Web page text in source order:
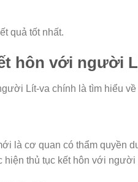
quả tốt nhất.
hôn với người
Lít-va chính là tìm hiểu
là cơ quan có thẩm quyền
thủ tục kết hôn với